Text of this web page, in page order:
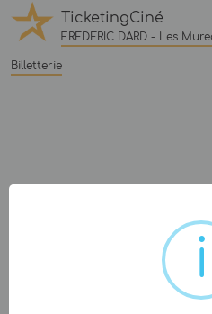
TicketingCiné
FREDERIC DARD - Les
Billetterie